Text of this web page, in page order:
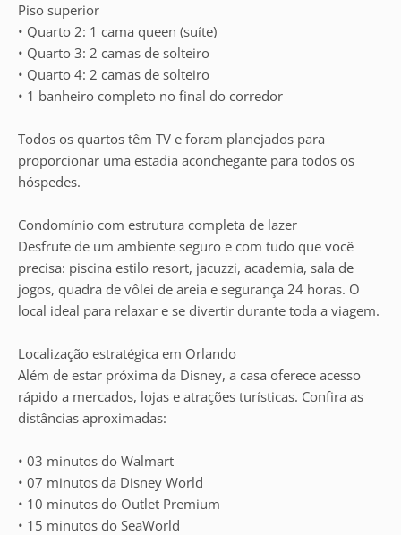
Piso superior
• Quarto 2: 1 cama queen (suíte)
• Quarto 3: 2 camas de solteiro
• Quarto 4: 2 camas de solteiro
• 1 banheiro completo no final do corredor
Todos os quartos têm TV e foram planejados para
proporcionar uma estadia aconchegante para todos os
hóspedes.
Condomínio com estrutura completa de lazer
Desfrute de um ambiente seguro e com tudo que você
precisa: piscina estilo resort, jacuzzi, academia, sala de
jogos, quadra de vôlei de areia e segurança 24 horas. O
local ideal para relaxar e se divertir durante toda a viagem.
Localização estratégica em Orlando
Além de estar próxima da Disney, a casa oferece acesso
rápido a mercados, lojas e atrações turísticas. Confira as
distâncias aproximadas:
• 03 minutos do Walmart
• 07 minutos da Disney World
• 10 minutos do Outlet Premium
• 15 minutos do SeaWorld